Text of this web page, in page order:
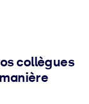
collègues